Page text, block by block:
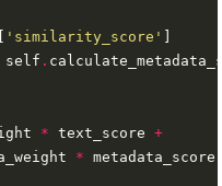
'similarity_score'
self .
* text_score +
*